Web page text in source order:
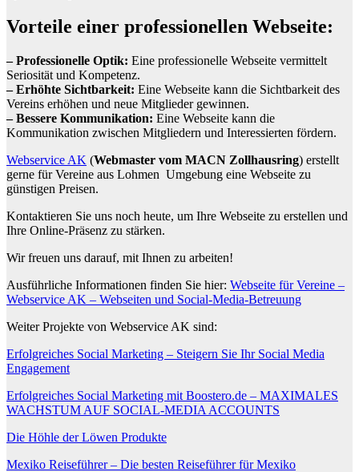
Vorteile einer professionellen Webseite:
– Professionelle Optik: Eine professionelle Webseite vermittelt
Seriosität und Kompetenz.
– Erhöhte Sichtbarkeit: Eine Webseite kann die Sichtbarkeit des
Vereins erhöhen und neue Mitglieder gewinnen.
– Bessere Kommunikation: Eine Webseite kann die
Kommunikation zwischen Mitgliedern und Interessierten fördern.
Webservice AK (Webmaster vom MACN Zollhausring) erstellt
gerne für Vereine aus Lohmen Umgebung eine Webseite zu
günstigen Preisen.
Kontaktieren Sie uns noch heute, um Ihre Webseite zu erstellen und
Ihre Online-Präsenz zu stärken.
Wir freuen uns darauf, mit Ihnen zu arbeiten!
Ausführliche Informationen finden Sie hier: Webseite für Vereine –
Webservice AK – Webseiten und Social-Media-Betreuung
Weiter Projekte von Webservice AK sind:
Erfolgreiches Social Marketing – Steigern Sie Ihr Social Media
Engagement
Erfolgreiches Social Marketing mit Boostero.de – MAXIMALES
WACHSTUM AUF SOCIAL-MEDIA ACCOUNTS
Die Höhle der Löwen Produkte
Mexiko Reiseführer – Die besten Reiseführer für Mexiko